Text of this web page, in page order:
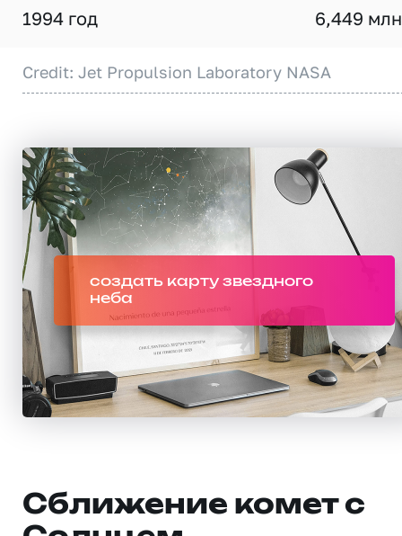
1994 год 6,449
Credit: Jet Propulsion Laboratory NASA
создать карту звездного
неба
Сближение комет с